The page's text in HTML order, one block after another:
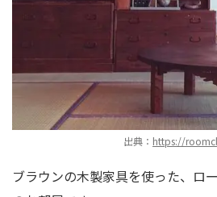
出典： https://
ブラウンの木製家具を使った、ロ